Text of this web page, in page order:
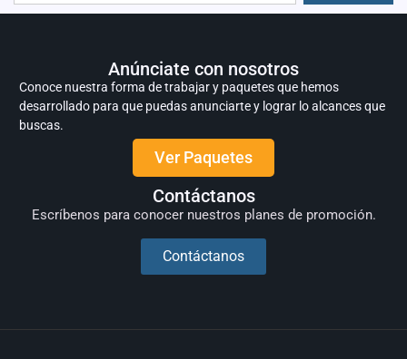
Anúnciate con nosotros
Conoce nuestra forma de trabajar y paquetes que hemos
desarrollado para que puedas anunciarte y lograr lo alcances que
buscas.
Ver Paquetes
Contáctanos
Escríbenos para conocer nuestros planes de promoción.
Contáctanos